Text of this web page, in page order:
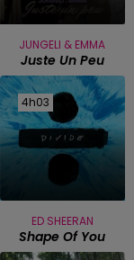
JUNGELI & EMMA
Juste Un Peu
4h03
4h03
ED SHEERAN
Shape Of You